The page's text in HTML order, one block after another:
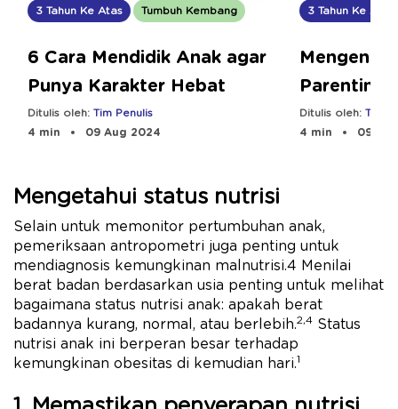
3 Tahun Ke Atas Tumbuh Kembang
6 Cara Mendidik Anak agar
Punya Karakter Hebat
Ditulis oleh: Tim Penulis
4 min
09 Aug 2024
3 Tahun Ke Atas
Mengenal
Parenting
Ditulis oleh: Tim
4 min
09
Mengetahui status nutrisi
Selain untuk memonitor pertumbuhan anak,
pemeriksaan antropometri juga penting untuk
mendiagnosis kemungkinan malnutrisi.4 Menilai
berat badan berdasarkan usia penting untuk melihat
bagaimana status nutrisi anak: apakah berat
badannya kurang, normal, atau berlebih.2,4 Status
nutrisi anak ini berperan besar terhadap
kemungkinan obesitas di kemudian hari.1